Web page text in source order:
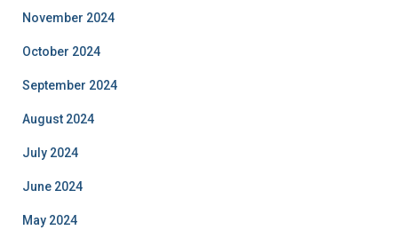
November 2024
October 2024
September 2024
August 2024
July 2024
June 2024
May 2024